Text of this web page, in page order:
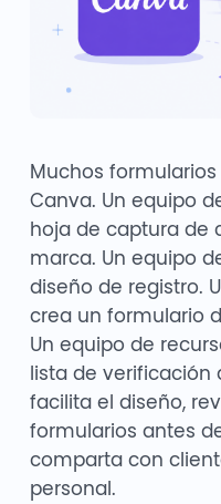
Muchos
Canva. Un equipo
hoja de captura de
marca. Un equipo
diseño de registro.
crea un formulario
Un equipo de
lista de verificación
facilita el diseño,
formularios antes
comparta con
personal.